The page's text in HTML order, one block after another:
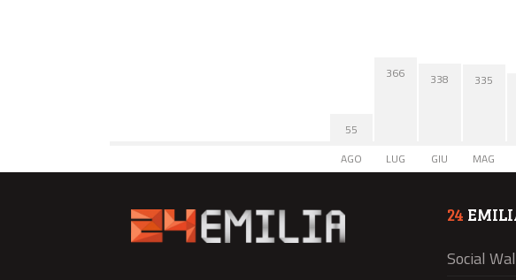
55
AGO
366
LUG
338
GIU
335
MAG
24
Social